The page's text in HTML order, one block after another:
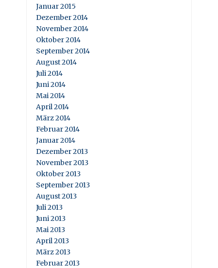
Januar 2015
Dezember 2014
November 2014
Oktober 2014
September 2014
August 2014
Juli 2014
Juni 2014
Mai 2014
April 2014
März 2014
Februar 2014
Januar 2014
Dezember 2013
November 2013
Oktober 2013
September 2013
August 2013
Juli 2013
Juni 2013
Mai 2013
April 2013
März 2013
Februar 2013